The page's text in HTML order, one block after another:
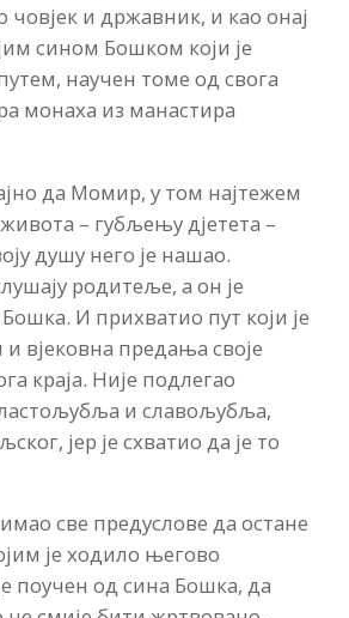
човјек и државник, и као онај
сином Бошком који је
научен томе од свога
монаха из манастира
да Момир, у том најтежем
– губљењу дјетета –
душу него је нашао.
родитеље, а он је
И прихватио пут који је
вјековна предања своје
краја. Није подлегао
и славољубља,
јер је схватио да је то
све предуслове да остане
је ходило његово
поучен од сина Бошка, да